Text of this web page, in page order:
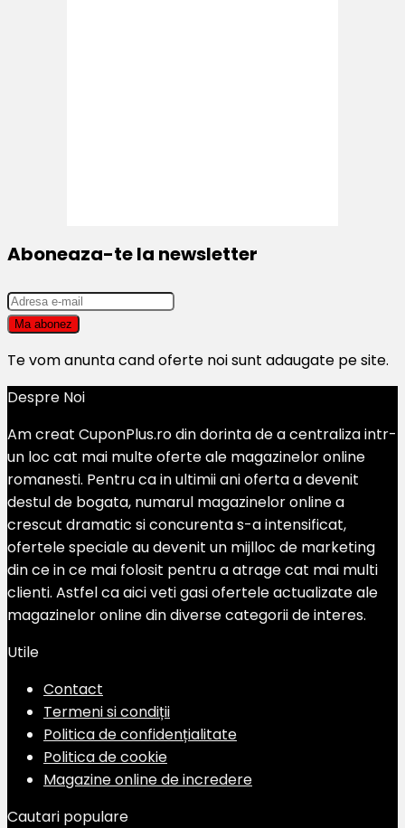
Aboneaza-te la newsletter
Te vom anunta cand oferte noi sunt adaugate pe site.
Despre Noi
Am creat CuponPlus.ro din dorinta de a centraliza intr-
un loc cat mai multe oferte ale magazinelor online
romanesti. Pentru ca in ultimii ani oferta a devenit
destul de bogata, numarul magazinelor online a
crescut dramatic si concurenta s-a intensificat,
ofertele speciale au devenit un mijlloc de marketing
din ce in ce mai folosit pentru a atrage cat mai multi
clienti. Astfel ca aici veti gasi ofertele actualizate ale
magazinelor online din diverse categorii de interes.
Utile
Contact
Termeni si condiții
Politica de confidențialitate
Politica de cookie
Magazine online de incredere
Cautari populare